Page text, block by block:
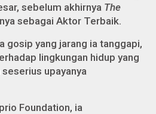
sebelum akhirnya The
sebagai Aktor Terbaik.
gosip yang jarang ia tanggapi,
lingkungan hidup yang
upayanya
Foundation, ia